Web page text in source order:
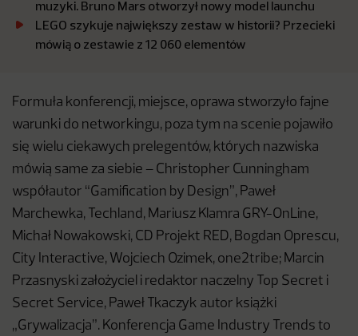
muzyki. Bruno Mars otworzył nowy model launchu
LEGO szykuje największy zestaw w historii? Przecieki
mówią o zestawie z 12 060 elementów
Formuła konferencji, miejsce, oprawa stworzyło fajne
warunki do networkingu, poza tym na scenie pojawiło
się wielu ciekawych prelegentów, których nazwiska
mówią same za siebie – Christopher Cunningham
współautor “Gamification by Design”, Paweł
Marchewka, Techland, Mariusz Klamra GRY-OnLine,
Michał Nowakowski, CD Projekt RED, Bogdan Oprescu,
City Interactive, Wojciech Ozimek, one2tribe; Marcin
Przasnyski założyciel i redaktor naczelny Top Secret i
Secret Service, Paweł Tkaczyk autor książki
„Grywalizacja”. Konferencja Game Industry Trends to